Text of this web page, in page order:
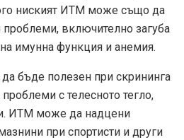
ниският ИТМ може също да
включително загуба
имунна функция и анемия.
бъде полезен при скрининга
с телесното тегло,
ИТМ може да надцени
при спортисти и други